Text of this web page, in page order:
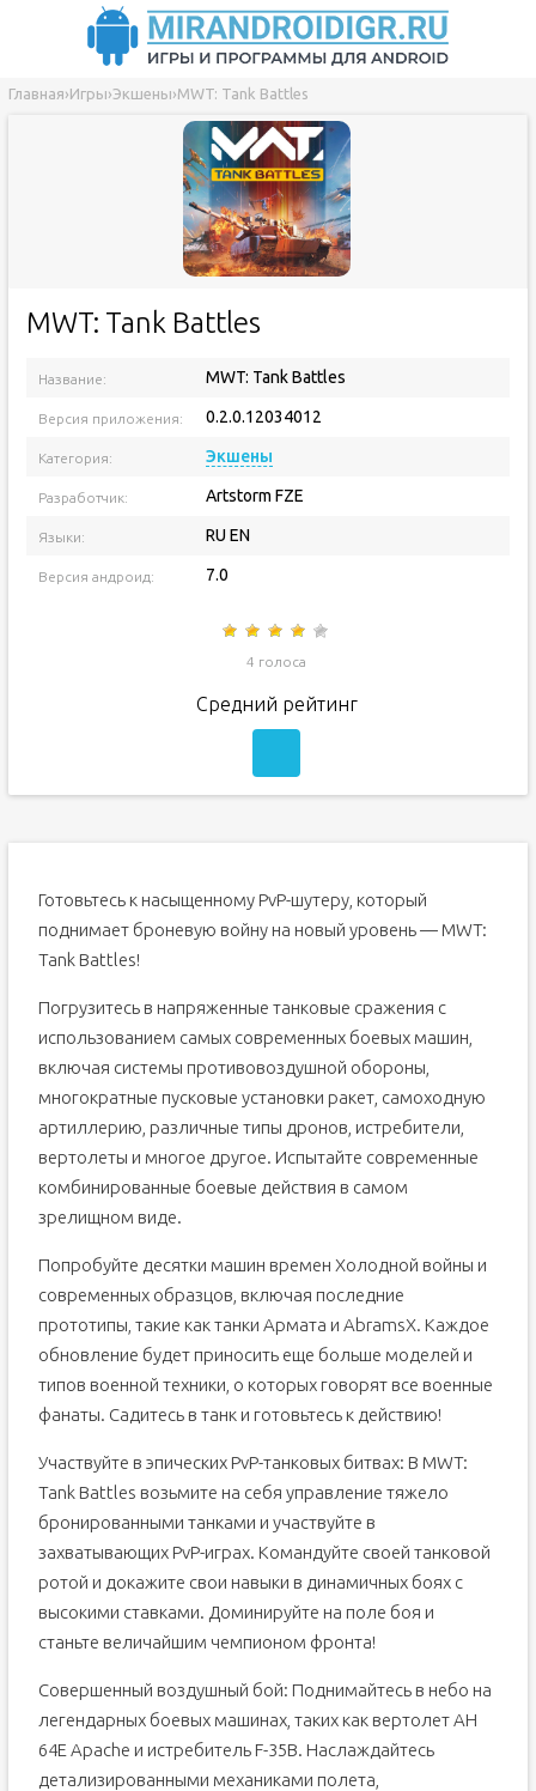
Главная›Игры›Экшены›MWT: Tank Battles
MWT: Tank Battles
Название: MWT: Tank Battles
Версия приложения: 0.2.0.12034012
Категория: Экшены
Разработчик: Artstorm FZE
Языки: RU EN
Версия андроид: 7.0
4 голоса
Средний рейтинг
Готовьтесь к насыщенному PvP-шутеру, который
поднимает броневую войну на новый уровень — MWT:
Tank Battles!
Погрузитесь в напряженные танковые сражения с
использованием самых современных боевых машин,
включая системы противовоздушной обороны,
многократные пусковые установки ракет, самоходную
артиллерию, различные типы дронов, истребители,
вертолеты и многое другое. Испытайте современные
комбинированные боевые действия в самом
зрелищном виде.
Попробуйте десятки машин времен Холодной войны и
современных образцов, включая последние
прототипы, такие как танки Армата и AbramsX. Каждое
обновление будет приносить еще больше моделей и
типов военной техники, о которых говорят все военные
фанаты. Садитесь в танк и готовьтесь к действию!
Участвуйте в эпических PvP-танковых битвах: В MWT:
Tank Battles возьмите на себя управление тяжело
бронированными танками и участвуйте в
захватывающих PvP-играх. Командуйте своей танковой
ротой и докажите свои навыки в динамичных боях с
высокими ставками. Доминируйте на поле боя и
станьте величайшим чемпионом фронта!
Совершенный воздушный бой: Поднимайтесь в небо на
легендарных боевых машинах, таких как вертолет AH
64E Apache и истребитель F-35B. Наслаждайтесь
детализированными механиками полета,